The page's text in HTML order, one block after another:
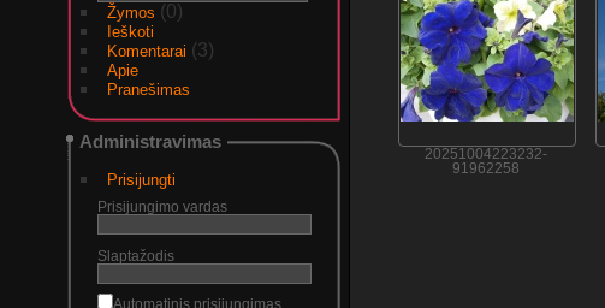
Žymos (0)
Ieškoti
Komentarai (3)
Apie
Pranešimas
Administravimas
Prisijungti
Prisijungimo vardas
Slaptažodis
Automatinis prisijungimas
20251004223232-
91962258